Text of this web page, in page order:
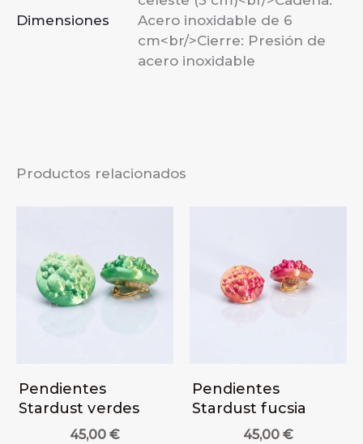
Dimensiones
Acero inoxidable de 6
cm<br/>Cierre: Presión de
acero inoxidable
Productos relacionados
Pendientes
Stardust verdes
45,00 €
Pendientes
Stardust fucsia
45,00 €